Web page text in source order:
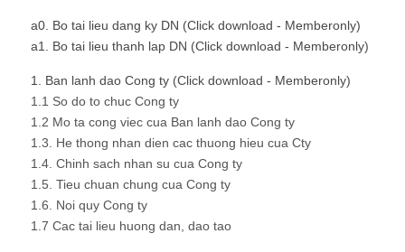
a0. Bo tai lieu dang ky DN (Click download - Memberonly)
a1. Bo tai lieu thanh lap DN (Click download - Memberonly)
1. Ban lanh dao Cong ty (Click download - Memberonly)
1.1 So do to chuc Cong ty
1.2 Mo ta cong viec cua Ban lanh dao Cong ty
1.3. He thong nhan dien cac thuong hieu cua Cty
1.4. Chinh sach nhan su cua Cong ty
1.5. Tieu chuan chung cua Cong ty
1.6. Noi quy Cong ty
1.7 Cac tai lieu huong dan, dao tao